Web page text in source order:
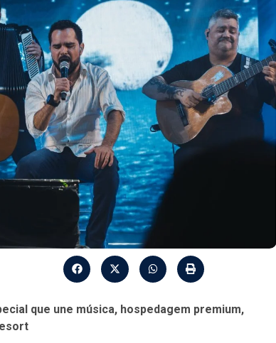
que une música, hospedagem premium,